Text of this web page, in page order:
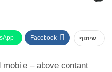
שיתוף Facebook